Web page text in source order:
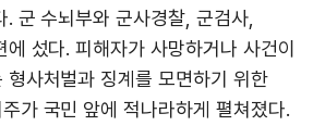
군 수뇌부와 군사경찰, 군검사,
에 섰다. 피해자가 사망하거나 사건이
형사처벌과 징계를 모면하기 위한
가 국민 앞에 적나라하게 펼쳐졌다.